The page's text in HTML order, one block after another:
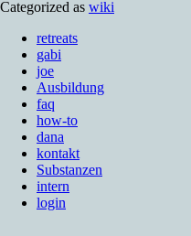
Categorized as wiki
retreats
gabi
joe
Ausbildung
faq
how-to
dana
kontakt
Substanzen
intern
login